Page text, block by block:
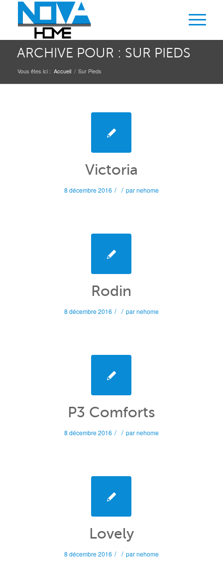
ARCHIVE POUR : SUR PIEDS
Vous êtes ici : Accueil / Sur Pieds
Victoria
8 décembre 2016 / / parnehome
Rodin
8 décembre 2016 / / parnehome
P3 Comforts
8 décembre 2016 / / parnehome
Lovely
8 décembre 2016 / / parnehome